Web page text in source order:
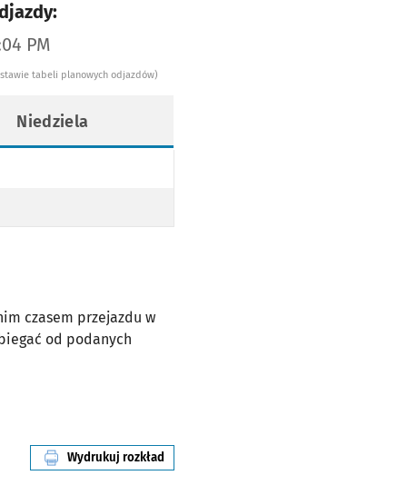
PM
tabeli planowych odjazdów)
Niedziela
czasem przejazdu w
od podanych
Wydrukuj rozkład
linii nr 145